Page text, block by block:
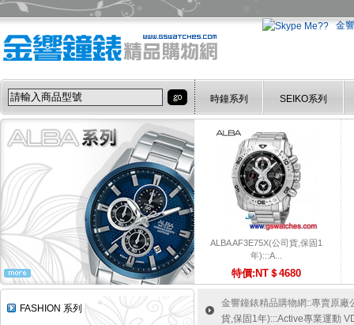
金
時鐘系列 SEIKO系列
ALBA AF3E75X(公司貨,保固1
年):::A...
特價:NT＄4680
FASHION 系列
金響鐘錶精品購物網::專賣原廠
貨,保固1年):::Active專業運動